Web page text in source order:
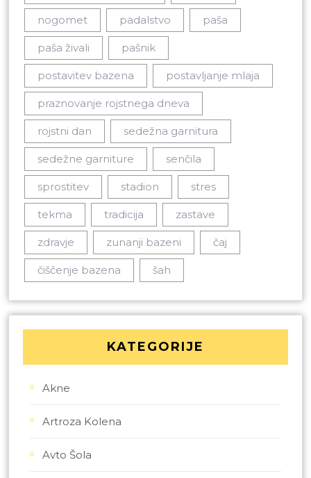
nogomet padalstvo paša
paša živali pašnik
postavitev bazena postavljanje mlaja
praznovanje rojstnega dneva
rojstni dan sedežna garnitura
sedežne garniture senčila
sprostitev stadion stres
tekma tradicija zastave
zdravje zunanji bazeni čaj
čiščenje bazena šah
KATEGORIJE
Akne
Artroza Kolena
Avto Šola